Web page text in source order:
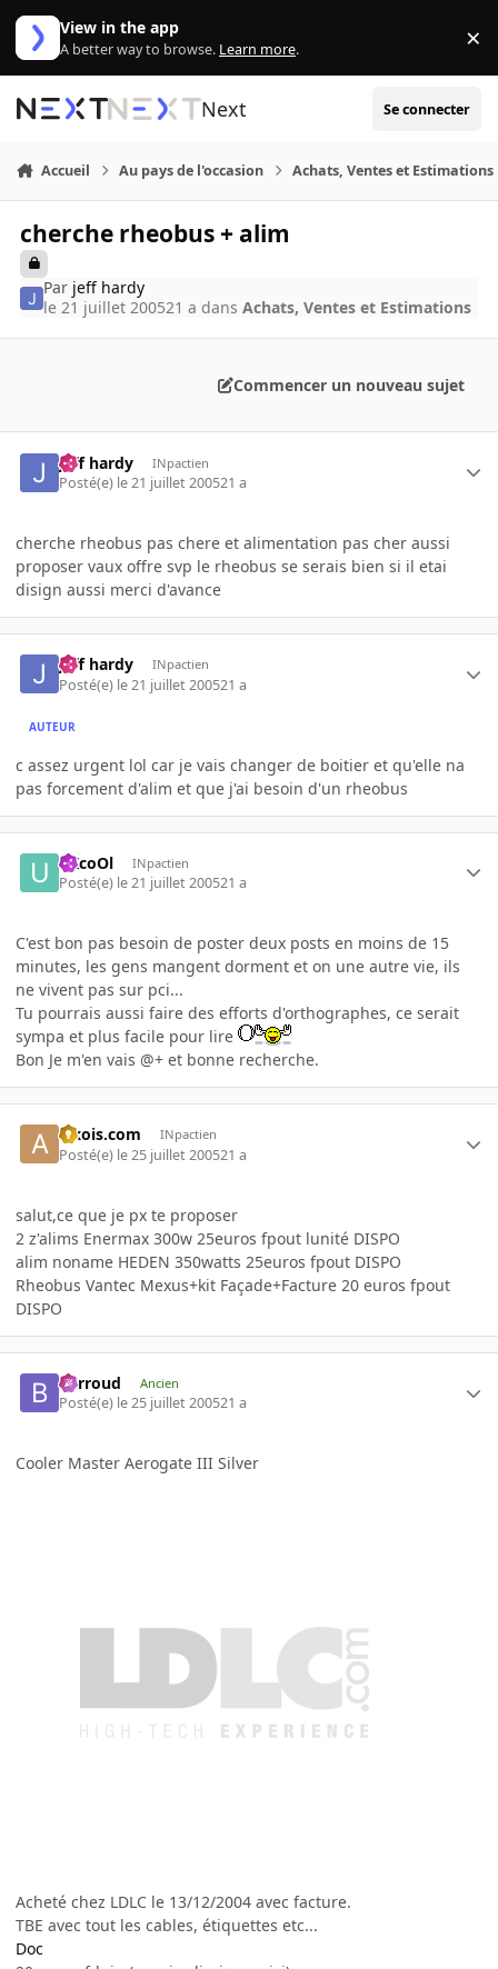
Aller au contenu
View in the app
A better way to browse. Learn more. ×
Next Se connecter
Accueil Au pays de l'occasion Achats, Ventes et Estimations
cherche rheobus + alim
Par jeff hardy
le 21 juillet 200521 a dansAchats, Ventes et Estimations
Commencer un nouveau sujet
jeff hardy INpactien
Posté(e) le 21 juillet 200521 a
cherche rheobus pas chere et alimentation pas cher aussi
proposer vaux offre svp le rheobus se serais bien si il etai
disign aussi merci d'avance
jeff hardy INpactien
Posté(e) le 21 juillet 200521 a
AUTEUR
c assez urgent lol car je vais changer de boitier et qu'elle na
pas forcement d'alim et que j'ai besoin d'un rheobus
uXcoOl INpactien
Posté(e) le 21 juillet 200521 a
C'est bon pas besoin de poster deux posts en moins de 15
minutes, les gens mangent dorment et on une autre vie, ils
ne vivent pas sur pci...
Tu pourrais aussi faire des efforts d'orthographes, ce serait
sympa et plus facile pour lire
Bon Je m'en vais @+ et bonne recherche.
aixois.com INpactien
Posté(e) le 25 juillet 200521 a
salut,ce que je px te proposer
2 z'alims Enermax 300w 25euros fpout lunité DISPO
alim noname HEDEN 350watts 25euros fpout DISPO
Rheobus Vantec Mexus+kit Façade+Facture 20 euros fpout
DISPO
Barroud Ancien
Posté(e) le 25 juillet 200521 a
Cooler Master Aerogate III Silver
Acheté chez LDLC le 13/12/2004 avec facture.
TBE avec tout les cables, étiquettes etc...
Doc